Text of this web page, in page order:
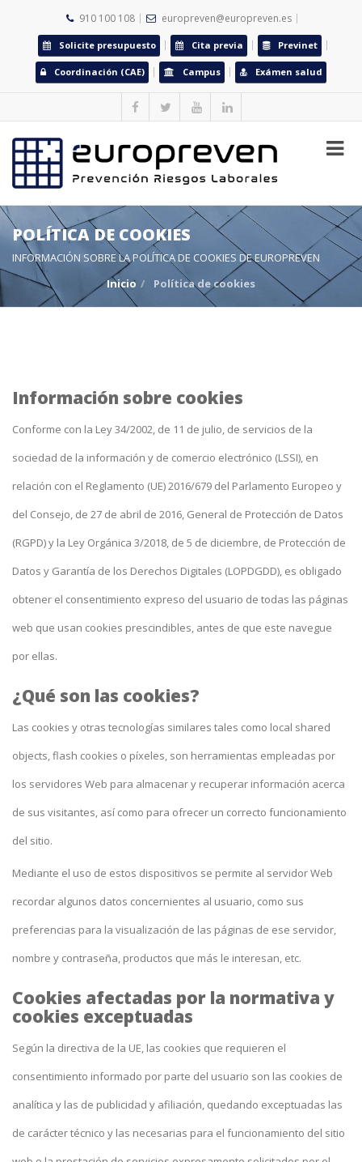
910 100 108 europreven@europreven.es
Solicite presupuesto Cita previa Previnet
Coordinación (CAE) Campus Exámen salud
POLÍTICA DE COOKIES
INFORMACIÓN SOBRE LA POLÍTICA DE COOKIES DE EUROPREVEN
Inicio
Política de cookies
Información sobre cookies
Conforme con la Ley 34/2002, de 11 de julio, de servicios de la
sociedad de la información y de comercio electrónico (LSSI), en
relación con el Reglamento (UE) 2016/679 del Parlamento Europeo y
del Consejo, de 27 de abril de 2016, General de Protección de Datos
(RGPD) y la Ley Orgánica 3/2018, de 5 de diciembre, de Protección de
Datos y Garantía de los Derechos Digitales (LOPDGDD), es obligado
obtener el consentimiento expreso del usuario de todas las páginas
web que usan cookies prescindibles, antes de que este navegue
por ellas.
¿Qué son las cookies?
Las cookies y otras tecnologías similares tales como local shared
objects, flash cookies o píxeles, son herramientas empleadas por
los servidores Web para almacenar y recuperar información acerca
de sus visitantes, así como para ofrecer un correcto funcionamiento
del sitio.
Mediante el uso de estos dispositivos se permite al servidor Web
recordar algunos datos concernientes al usuario, como sus
preferencias para la visualización de las páginas de ese servidor,
nombre y contraseña, productos que más le interesan, etc.
Cookies afectadas por la normativa y
cookies exceptuadas
Según la directiva de la UE, las cookies que requieren el
consentimiento informado por parte del usuario son las cookies de
analítica y las de publicidad y afiliación, quedando exceptuadas las
de carácter técnico y las necesarias para el funcionamiento del sitio